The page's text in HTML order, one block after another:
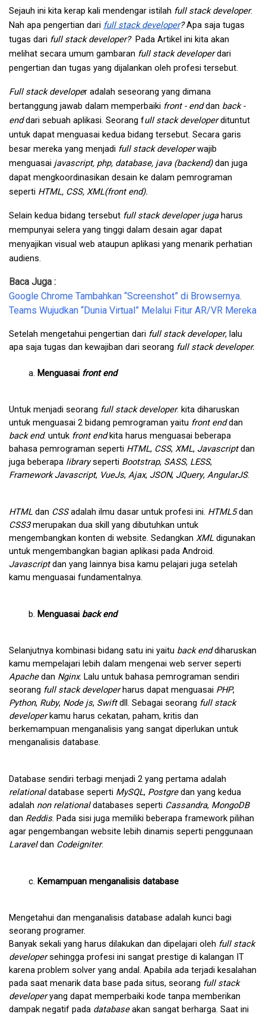
Sejauh ini kita kerap kali mendengar istilah full stack developer.
Nah apa pengertian dari full stack developer? Apa saja tugas
tugas dari full stack developer? Pada Artikel ini kita akan
melihat secara umum gambaran full stack developer dari
pengertian dan tugas yang dijalankan oleh profesi tersebut.
Full stack developer adalah seseorang yang dimana
bertanggung jawab dalam memperbaiki front - end dan back -
end dari sebuah aplikasi. Seorang full stack developer dituntut
untuk dapat menguasai kedua bidang tersebut. Secara garis
besar mereka yang menjadi full stack developer wajib
menguasai javascript, php, database, java (backend) dan juga
dapat mengkoordinasikan desain ke dalam pemrograman
seperti HTML, CSS, XML(front end).
Selain kedua bidang tersebut full stack developer juga harus
mempunyai selera yang tinggi dalam desain agar dapat
menyajikan visual web ataupun aplikasi yang menarik perhatian
audiens.
Baca Juga :
Google Chrome Tambahkan “Screenshot” di Browsernya.
Teams Wujudkan “Dunia Virtual” Melalui Fitur AR/VR Mereka
Setelah mengetahui pengertian dari full stack developer, lalu
apa saja tugas dan kewajiban dari seorang full stack developer.
Menguasai front end
Untuk menjadi seorang full stack developer. kita diharuskan
untuk menguasai 2 bidang pemrograman yaitu front end dan
back end. untuk front end kita harus menguasai beberapa
bahasa pemrograman seperti HTML, CSS, XML, Javascript dan
juga beberapa library seperti Bootstrap, SASS, LESS
Framework Javascript, VueJs, Ajax, JSON, JQuery, AngularJS.
HTML dan CSS adalah ilmu dasar untuk profesi ini. HTML5
CSS3 merupakan dua skill yang dibutuhkan untuk
mengembangkan konten di website. Sedangkan XML digunakan
Javascript dan yang lainnya bisa kamu pelajari juga setelah
kamu menguasai fundamentalnya.
Menguasai back end
Selanjutnya kombinasi bidang satu ini yaitu back end diharuskan
Apache dan Nginx. Lalu untuk bahasa pemrograman sendiri
seorang full stack developer harus dapat menguasai PHP
Python, Ruby, Node js, Swift dll. Sebagai seorang full stack
developer kamu harus cekatan, paham, kritis dan
berkemampuan menganalisis yang sangat diperlukan untuk
menganalisis database.
relational database seperti MySQL, Postgre dan yang kedua
adalah non relational databases seperti Cassandra,
MongoDB
dan Reddis. Pada sisi juga memiliki beberapa framework pilihan
Laravel dan Codeigniter.
Kemampuan menganalisis database
Mengetahui dan menganalisis database adalah kunci bagi
seorang programer.
Banyak sekali yang harus dilakukan dan dipelajari oleh full stack
developer sehingga profesi ini sangat prestige di kalangan IT
karena problem solver yang andal. Apabila ada terjadi kesalahan
pada saat menarik data base pada situs, seorang full stack
developer yang dapat memperbaiki kode tanpa memberikan
dampak negatif pada database akan sangat berharga. Saat ini